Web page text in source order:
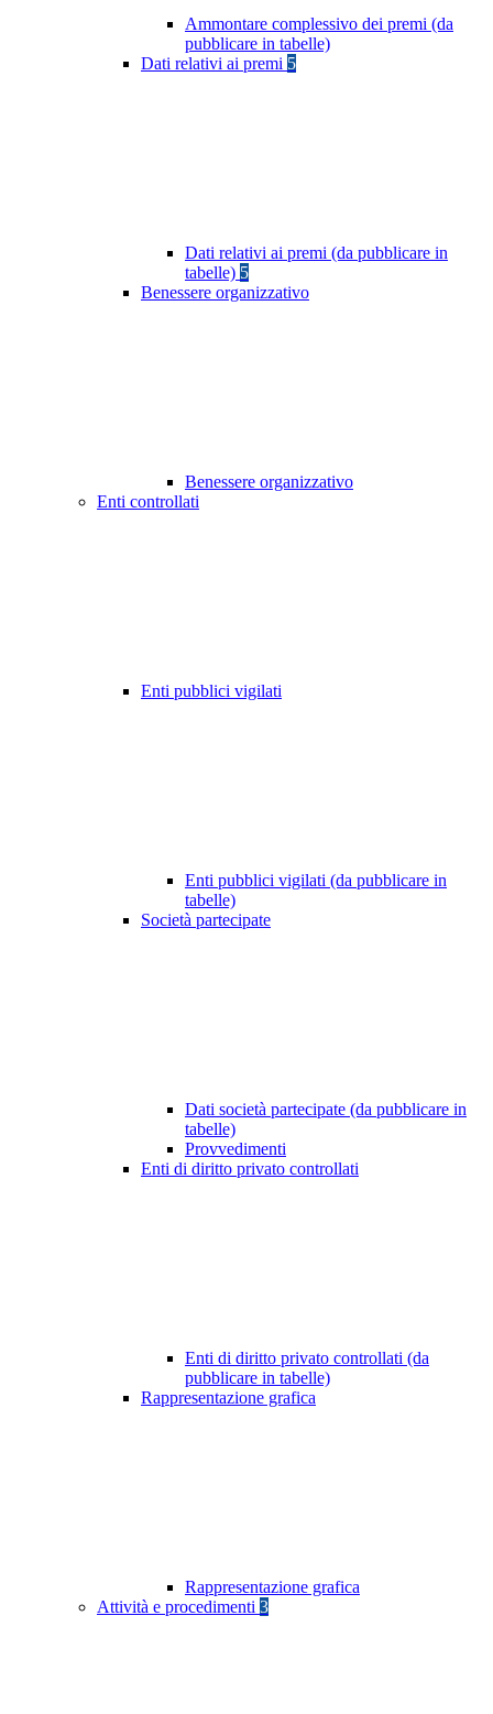
Ammontare complessivo dei premi (da
pubblicare in tabelle)
Dati relativi ai premi 5
Dati relativi ai premi (da pubblicare in
tabelle) 5
Benessere organizzativo
Benessere organizzativo
Enti controllati
Enti pubblici vigilati
Enti pubblici vigilati (da pubblicare in
tabelle)
Società partecipate
Dati società partecipate (da pubblicare in
tabelle)
Provvedimenti
Enti di diritto privato controllati
Enti di diritto privato controllati (da
pubblicare in tabelle)
Rappresentazione grafica
Rappresentazione grafica
Attività e procedimenti 3